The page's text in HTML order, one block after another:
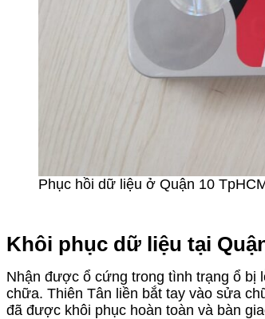
Phục hồi dữ liệu ở Quận 10
Khôi phục dữ liệu tại
Nhận được ổ cứng trong tình trạng ổ bị
chữa. Thiên Tân liền bắt tay vào sửa
đã được khôi phục hoàn toàn và bàn